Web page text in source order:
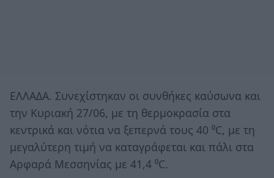
ΕΛΛΑΔΑ. Συνεχίστηκαν οι συνθήκες καύσωνα και
την Κυριακή 27/06, με τη θερμοκρασία στα
κεντρικά και νότια να ξεπερνά τους 40 ⁰C, με τη
μεγαλύτερη τιμή να καταγράφεται και πάλι στα
Αρφαρά Μεσσηνίας με 41,4 ⁰C.